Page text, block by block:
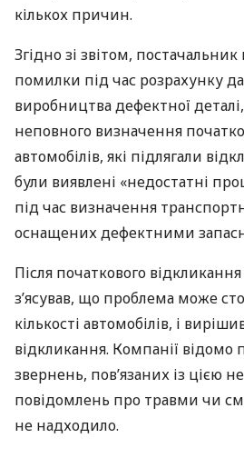
кількох причин.
Згідно зі звітом,
помилки під час розрахунку
виробництва дефектної
неповного визначення
автомобілів, які підлягали
були виявлені «недостатні
під час визначення
оснащених дефектними
Після початкового
з’ясував, що проблема може
кількості автомобілів, і
відкликання. Компанії відомо
звернень, пов’язаних із цією
повідомлень про травми чи
не надходило.